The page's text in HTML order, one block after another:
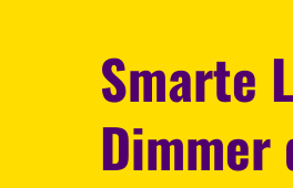
Smarte
Dimmer